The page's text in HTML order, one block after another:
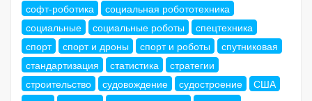
софт-роботика
социальная робототехника
социальные
социальные роботы
спецтехника
спорт
спорт и дроны спорт и роботы
спутниковая
стандартизация
статистика
стратегии
строительство
судовождение судостроение
США